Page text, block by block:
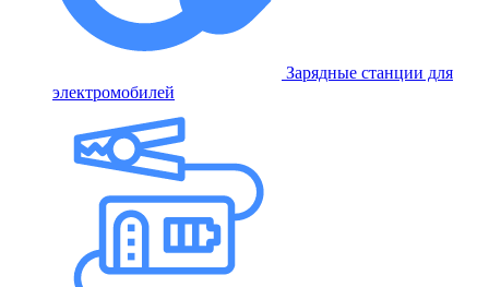
Зарядные станции для
электромобилей